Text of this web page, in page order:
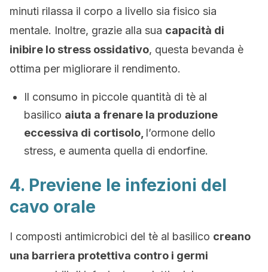
minuti rilassa il corpo a livello sia fisico sia
mentale. Inoltre, grazie alla sua capacità di
inibire lo stress ossidativo, questa bevanda è
ottima per migliorare il rendimento.
Il consumo in piccole quantità di tè al
basilico aiuta a frenare la produzione
eccessiva di cortisolo, l’ormone dello
stress, e aumenta quella di endorfine.
4. Previene le infezioni del
cavo orale
I composti antimicrobici del tè al basilico creano
una barriera protettiva contro i germi